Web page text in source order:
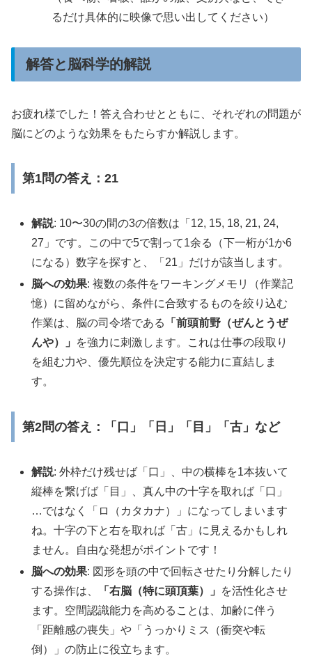
るだけ具体的に映像で思い出してください）
解答と脳科学的解説
お疲れ様でした！答え合わせとともに、それぞれの問題が
脳にどのような効果をもたらすか解説します。
第1問の答え：21
解説: 10〜30の間の3の倍数は「12, 15, 18, 21, 24,
27」です。この中で5で割って1余る（下一桁が1か6
になる）数字を探すと、「21」だけが該当します。
脳への効果: 複数の条件をワーキングメモリ（作業記
憶）に留めながら、条件に合致するものを絞り込む
作業は、脳の司令塔である
「前頭前野（ぜんとうぜ
んや）」
を強力に刺激します。これは仕事の段取り
を組む力や、優先順位を決定する能力に直結しま
す。
第2問の答え：「口」「日」「目」「古」など
解説: 外枠だけ残せば「口」、中の横棒を1本抜いて
縦棒を繋げば「目」、真ん中の十字を取れば「口」
…ではなく「ロ（カタカナ）」になってしまいます
ね。十字の下と右を取れば「古」に見えるかもしれ
ません。自由な発想がポイントです！
脳への効果: 図形を頭の中で回転させたり分解したり
する操作は、
「右脳（特に頭頂葉）」
を活性化させ
ます。空間認識能力を高めることは、加齢に伴う
「距離感の喪失」や「うっかりミス（衝突や転
倒）」の防止に役立ちます。